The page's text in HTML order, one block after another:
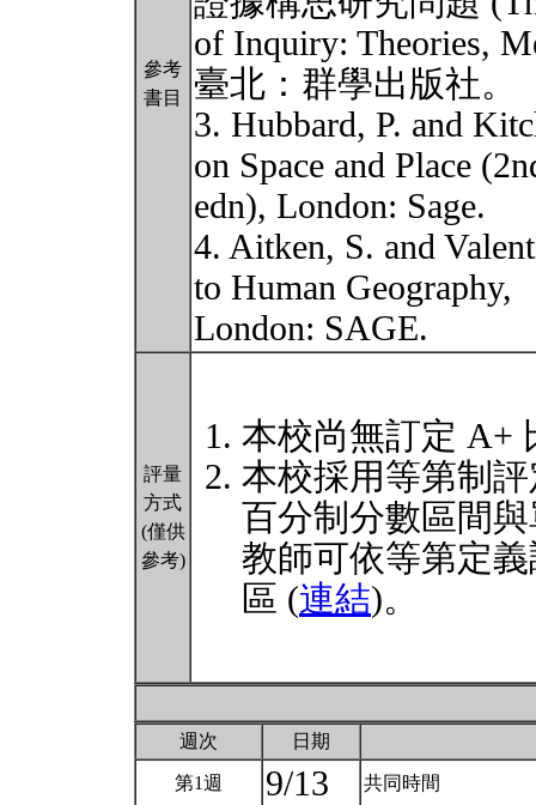
參考
書目
of Inquiry: Theories,
臺北：群學出版社。
3. Hubbard, P. and
on Space and Place
edn), London: Sage.
4. Aitken, S. and
to Human Geography,
London: SAGE.
評量
方式
(僅供
參考)
本校尚無訂定 A+
本校採用等第制
百分制分數區間
教師可依等第定
區 (連結)。
週次 日期
第1週 9/13 共同時間